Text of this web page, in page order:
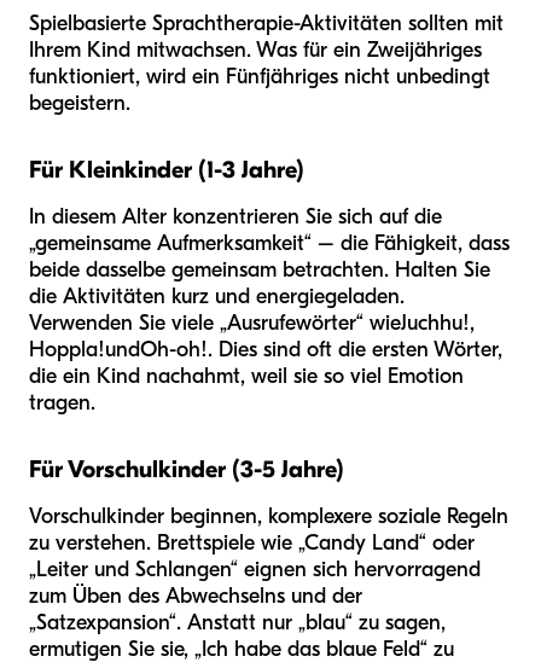
Spielbasierte Sprachtherapie-Aktivitäten sollten mit
Ihrem Kind mitwachsen. Was für ein Zweijähriges
funktioniert, wird ein Fünfjähriges nicht unbedingt
begeistern.
Für Kleinkinder (1-3 Jahre)
In diesem Alter konzentrieren Sie sich auf die
„gemeinsame Aufmerksamkeit“ – die Fähigkeit, dass
beide dasselbe gemeinsam betrachten. Halten Sie
die Aktivitäten kurz und energiegeladen.
Verwenden Sie viele „Ausrufewörter“ wieJuchhu!,
Hoppla!undOh-oh!. Dies sind oft die ersten Wörter,
die ein Kind nachahmt, weil sie so viel Emotion
tragen.
Für Vorschulkinder (3-5 Jahre)
Vorschulkinder beginnen, komplexere soziale Regeln
zu verstehen. Brettspiele wie „Candy Land“ oder
„Leiter und Schlangen“ eignen sich hervorragend
zum Üben des Abwechselns und der
„Satzexpansion“. Anstatt nur „blau“ zu sagen,
ermutigen Sie sie, „Ich habe das blaue Feld“ zu